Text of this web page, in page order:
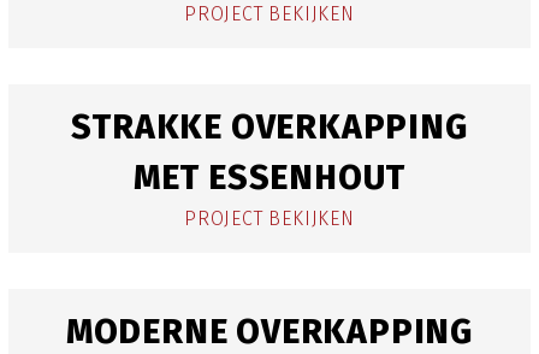
PROJECT BEKIJKEN
STRAKKE OVERKAPPING
MET ESSENHOUT
PROJECT BEKIJKEN
MODERNE OVERKAPPING